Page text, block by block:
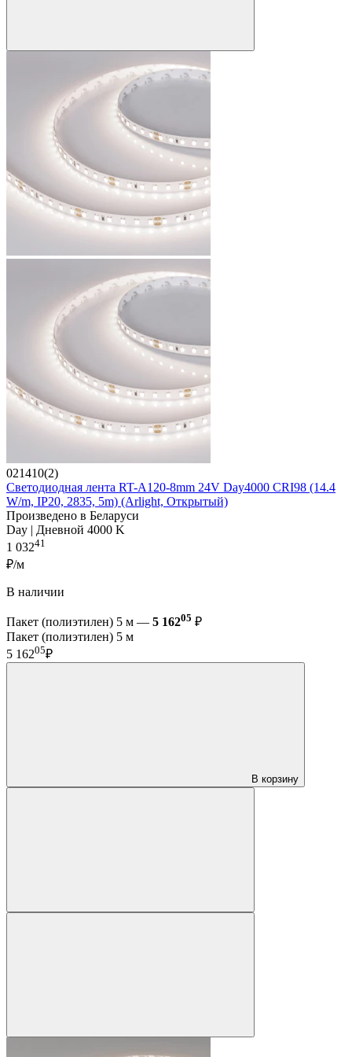
021410(2)
Светодиодная лента RT-A120-8mm 24V Day4000 CRI98 (14.4
W/m, IP20, 2835, 5m) (Arlight, Открытый)
Произведено в Беларуси
Day | Дневной 4000 K
1 03241
₽/м
В наличии
Пакет (полиэтилен) 5 м — 5 16205 ₽
Пакет (полиэтилен) 5 м
5 16205₽
В корзину